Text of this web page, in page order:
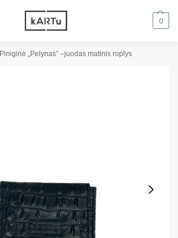
0
Piniginė „Pelynas” –juodas matinis roplys